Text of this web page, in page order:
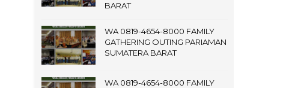
BARAT
WA 0819-4654-8000 FAMILY
GATHERING OUTING PARIAMAN
SUMATERA BARAT
WA 0819-4654-8000 FAMILY